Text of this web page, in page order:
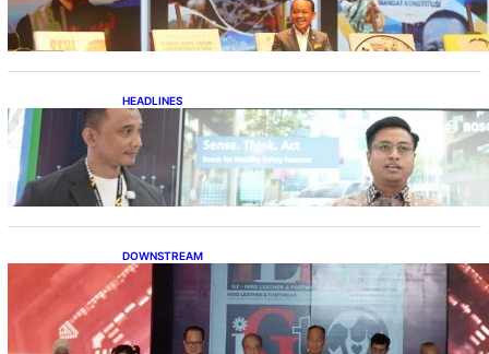
HEADLINES
Teknologi Keselamatan, Penentu Baru
Persaingan Industri Otomotif
DOWNSTREAM
Terbuka, Peluang Usaha bagi IKM Alas Kaki
Lokal